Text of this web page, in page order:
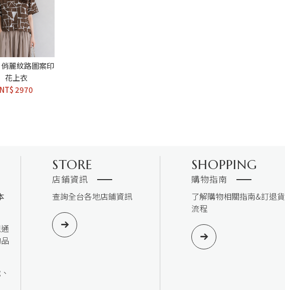
俏麗紋路圖案印
花上衣
NT$ 2970
STORE
店鋪資訊
查詢全台各地店鋪資訊
SHOPPING
購物指南
了解購物相關指南&訂退貨
流程